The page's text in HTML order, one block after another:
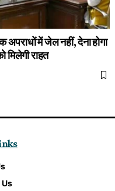
अपराधों में जेल नहीं, देना होगा
मिलेगी राहत